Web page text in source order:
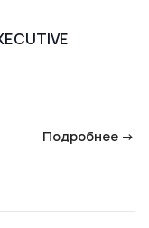
Подробнее →